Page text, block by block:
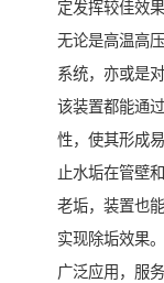
定发挥较佳效果
无论是高温高
系统，亦或是
该装置都能通
性，使其形成
止水垢在管壁
老垢，装置也
实现除垢效果。
广泛应用，服